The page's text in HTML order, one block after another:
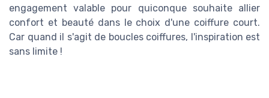
engagement valable pour quiconque souhaite allier
confort et beauté dans le choix d'une coiffure court.
Car quand il s'agit de boucles coiffures, l'inspiration est
sans limite !